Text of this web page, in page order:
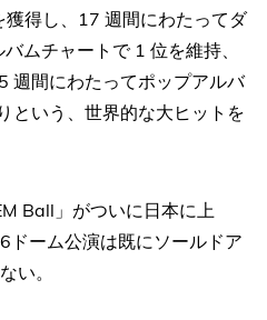
獲得し、17 週間にわたってダ
ムチャートで 1 位を維持、
週間にわたってポップアルバ
という、世界的な大ヒットを
Ball」がついに日本に上
ドーム公演は既にソールドア
い。